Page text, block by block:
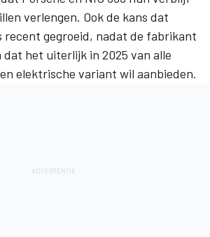
verlengen. Ook de kans dat
gegroeid, nadat de fabrikant
dat het uiterlijk in 2025 van alle
elektrische variant wil aanbieden.